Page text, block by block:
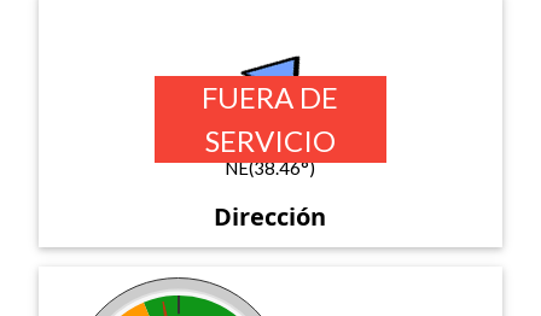
NE(38.46°)
Dirección
FUERA DE
SERVICIO